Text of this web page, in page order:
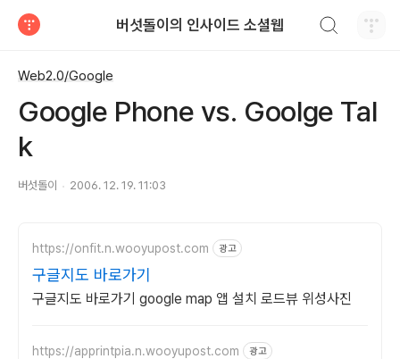
버섯돌이의 인사이드 소셜웹
Web2.0/Google
Google Phone vs. Goolge Tal
k
버섯돌이 2006. 12. 19. 11:03
https://onfit.n.wooyupost.com 광고
구글지도 바로가기
구글지도 바로가기 google map 앱 설치 로드뷰 위성사진
https://apprintpia.n.wooyupost.com 광고